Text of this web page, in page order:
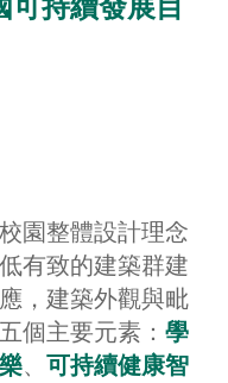
園整體設計理念
有致的建築群建
，建築外觀與毗
個主要元素： 學
、 可持續健康智